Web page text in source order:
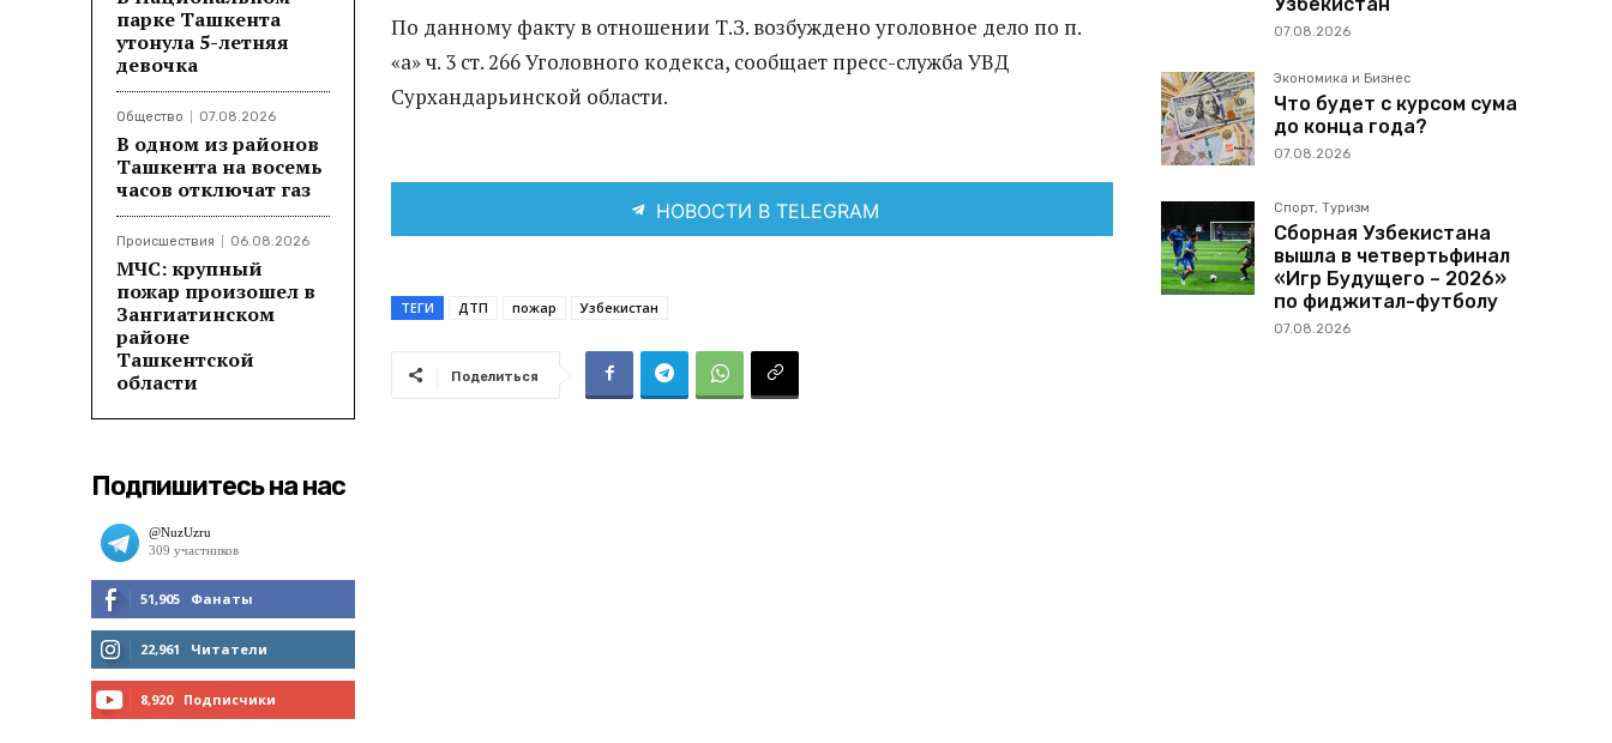
парке Ташкента
утонула 5-летняя
девочка
Общество 07.08.2026
В одном из районов
Ташкента на восемь
часов отключат газ
Происшествия 06.08.2026
МЧС: крупный
пожар произошел в
Зангиатинском
районе
Ташкентской
области
Подпишитесь на нас
51,905 Фанаты
МНЕ НРАВИТСЯ
22,961 Читатели
8,920 Подписчики
По данному факту в отношении Т.З. возбуждено уголовное дело по п.
«а» ч. 3 ст. 266 Уголовного кодекса, сообщает пресс-служба УВД
Сурхандарьинской области.
НОВОСТИ В TELEGRAM
ТЕГИ ДТП пожар Узбекистан
Поделиться
07.08.2026
Экономика и Бизнес
Что будет с курсом сума
до конца года?
07.08.2026
Спорт, Туризм
Сборная Узбекистана
вышла в четвертьфинал
«Игр Будущего – 2026»
по фиджитал-футболу
07.08.2026